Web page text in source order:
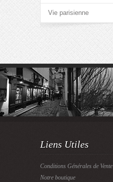
Vie parisienne
Liens Utiles
Conditions Générales de Vente
Notre boutique